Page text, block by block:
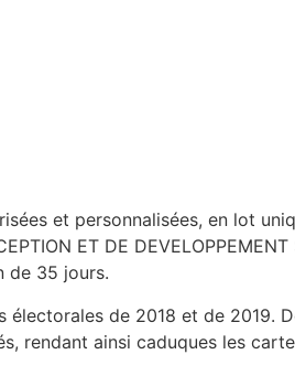
et personnalisées, en lot
ET DE DEVELOPPEMENT
de 35 jours.
électorales de 2018 et de 2019.
rendant ainsi caduques les